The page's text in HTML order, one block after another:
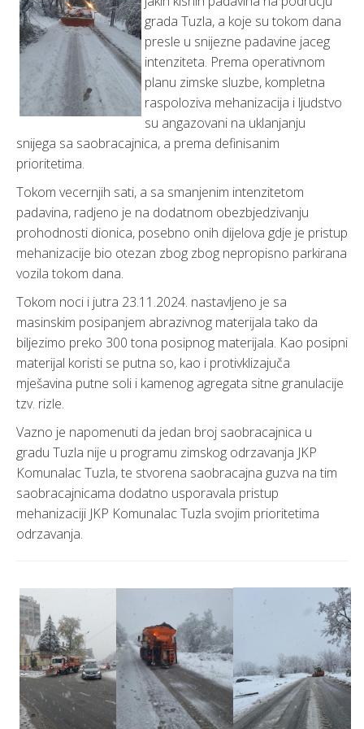
grada Tuzla, a koje su tokom dana
presle u snijezne padavine jaceg
intenziteta. Prema operativnom
planu zimske sluzbe, kompletna
raspoloziva mehanizacija i ljudstvo
su angazovani na uklanjanju
snijega sa saobracajnica, a prema definisanim
prioritetima.
Tokom vecernjih sati, a sa smanjenim intenzitetom
padavina, radjeno je na dodatnom obezbjedzivanju
prohodnosti dionica, posebno onih dijelova gdje je pristup
mehanizacije bio otezan zbog zbog nepropisno parkirana
vozila tokom dana.
Tokom noci i jutra 23.11.2024. nastavljeno je sa
masinskim posipanjem abrazivnog materijala tako da
biljezimo preko 300 tona posipnog materijala. Kao posipni
materijal koristi se putna so, kao i protivklizajuča
mješavina putne soli i kamenog agregata sitne granulacije
tzv. rizle.
Vazno je napomenuti da jedan broj saobracajnica u
gradu Tuzla nije u programu zimskog odrzavanja JKP
Komunalac Tuzla, te stvorena saobracajna guzva na tim
saobracajnicama dodatno usporavala pristup
mehanizaciji JKP Komunalac Tuzla svojim prioritetima
odrzavanja.